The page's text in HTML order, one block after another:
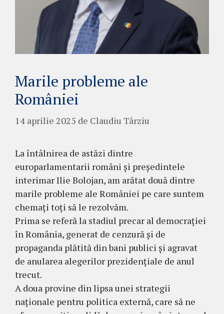
Marile probleme ale
României
14 aprilie 2025 de Claudiu Târziu
La întâlnirea de astăzi dintre
europarlamentarii români și președintele
interimar Ilie Bolojan, am arătat două dintre
marile probleme ale României pe care suntem
chemați toți să le rezolvăm.
Prima se referă la stadiul precar al democrației
în România, generat de cenzură și de
propaganda plătită din bani publici și agravat
de anularea alegerilor prezidențiale de anul
trecut.
A doua provine din lipsa unei strategii
naționale pentru politica externă, care să ne